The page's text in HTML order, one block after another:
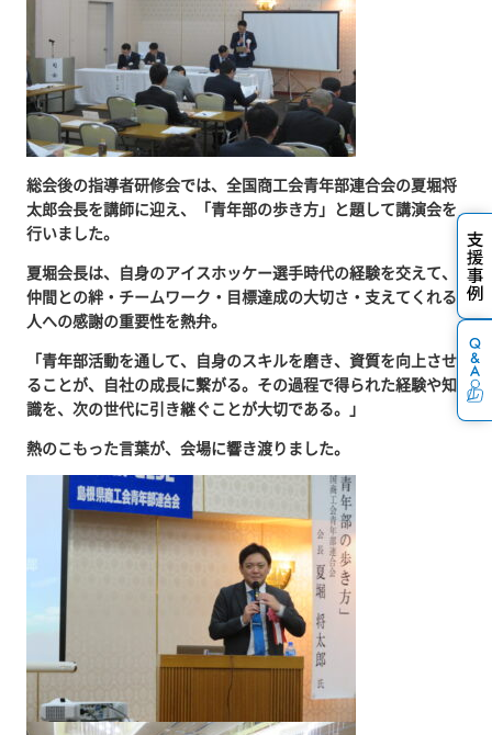
総会後の指導者研修会では、全国商工会青年部連合会の夏堀将
太郎会長を講師に迎え、「青年部の歩き方」と題して講演会を
行いました。
夏堀会長は、自身のアイスホッケー選手時代の経験を交えて、
仲間との絆・チームワーク・目標達成の大切さ・支えてくれる
人への感謝の重要性を熱弁。
「青年部活動を通して、自身のスキルを磨き、資質を向上させ
ることが、自社の成長に繋がる。その過程で得られた経験や知
識を、次の世代に引き継ぐことが大切である。」
熱のこもった言葉が、会場に響き渡りました。